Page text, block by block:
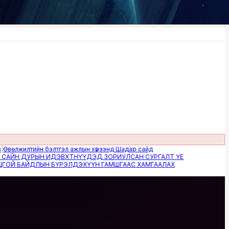
бэлтгэл ажлын хүрээнд Шадар сайд
ИДЭВХТНҮҮДЭД ЗОРИУЛСАН СУРГАЛТ ҮЕ
БҮРЭЛДЭХҮҮН ГАМШГААС ХАМГААЛАХ